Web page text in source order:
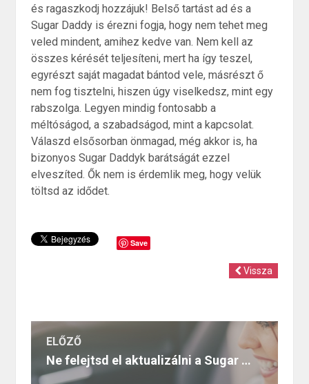
és ragaszkodj hozzájuk! Belső tartást ad és a
Sugar Daddy is érezni fogja, hogy nem tehet meg
veled mindent, amihez kedve van. Nem kell az
összes kérését teljesíteni, mert ha így teszel,
egyrészt saját magadat bántod vele, másrészt ő
nem fog tisztelni, hiszen úgy viselkedsz, mint egy
rabszolga. Legyen mindig fontosabb a
méltóságod, a szabadságod, mint a kapcsolat.
Válaszd elsősorban önmagad, még akkor is, ha
bizonyos Sugar Daddyk barátságát ezzel
elveszíted. Ők nem is érdemlik meg, hogy velük
töltsd az idődet.
Save
Vissza
ELŐZŐ
Ne felejtsd el aktualizálni a Sugar profilodat!